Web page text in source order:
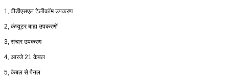
1, वीडीएसएल टेलीकॉम उपकरण
2, कंप्यूटर बाह्य उपकरणों
3, संचार उपकरण
4, आरजे 21 केबल
5, केबल से पैनल